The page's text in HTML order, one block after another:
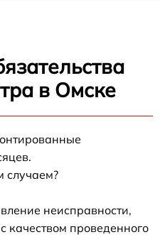
в Омске
случаем?
неисправности,
качеством проведенного